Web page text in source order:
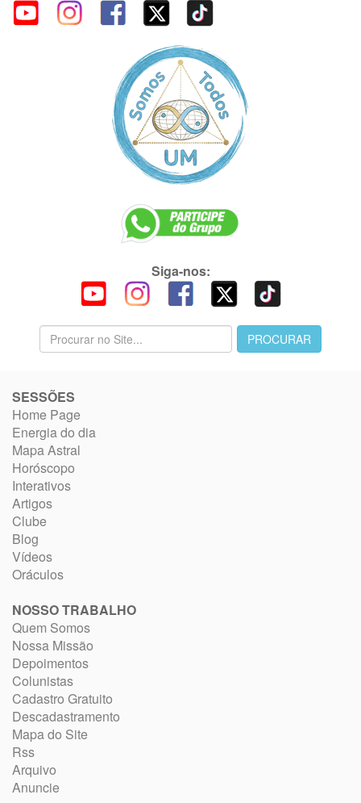
Siga-nos:
SESSÕES
Home Page
Energia do dia
Mapa Astral
Horóscopo
Interativos
Artigos
Clube
Blog
Vídeos
Oráculos
NOSSO TRABALHO
Quem Somos
Nossa Missão
Depoimentos
Colunistas
Cadastro Gratuito
Descadastramento
Mapa do Site
Rss
Arquivo
Anuncie